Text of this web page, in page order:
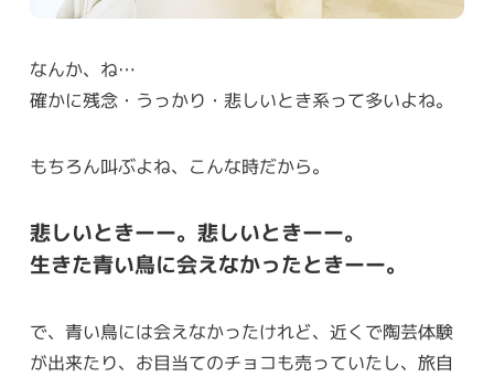
なんか、ね…
確かに残念・うっかり・悲しいとき系って多いよね。
もちろん叫ぶよね、こんな時だから。
悲しいときーー。悲しいときーー。
生きた青い鳥に会えなかったときーー。
で、青い鳥には会えなかったけれど、近くで陶芸体験
が出来たり、お目当てのチョコも売っていたし、旅自